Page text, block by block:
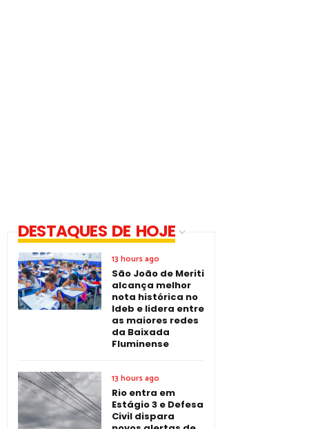
DESTAQUES DE HOJE
13 hours ago
São João de Meriti
alcança melhor
nota histórica no
Ideb e lidera entre
as maiores redes
da Baixada
Fluminense
13 hours ago
Rio entra em
Estágio 3 e Defesa
Civil dispara